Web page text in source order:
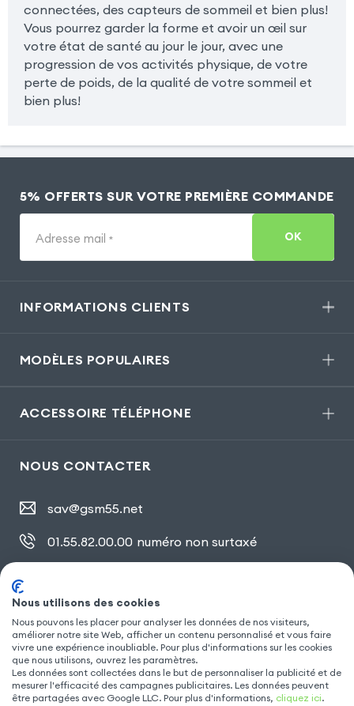
connectées, des capteurs de sommeil et bien plus!
Vous pourrez garder la forme et avoir un œil sur
votre état de santé au jour le jour, avec une
progression de vos activités physique, de votre
perte de poids, de la qualité de votre sommeil et
bien plus!
5% OFFERTS SUR VOTRE PREMIÈRE COMMANDE
Adresse mail * OK
INFORMATIONS CLIENTS
MODÈLES POPULAIRES
ACCESSOIRE TÉLÉPHONE
NOUS CONTACTER
sav@gsm55.net
01.55.82.00.00 numéro non surtaxé
SUIVEZ NOUS
Nous utilisons des cookies
Nous pouvons les placer pour analyser les données de nos visiteurs,
améliorer notre site Web, afficher un contenu personnalisé et vous faire
vivre une expérience inoubliable. Pour plus d'informations sur les cookies
que nous utilisons, ouvrez les paramètres.
Les données sont collectées dans le but de personnaliser la publicité et de
mesurer l'efficacité des campagnes publicitaires. Les données peuvent
être partagées avec Google LLC. Pour plus d'informations, cliquez ici.